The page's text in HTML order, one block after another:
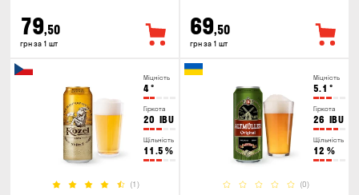
79,50
грн за 1 шт
69,50
грн за 1 шт
Міцність
4°
Гіркота
20 IBU
Щільність
11.5 %
(1)
Міцність
5.1 °
Гіркота
26 IBU
Щільність
12 %
(0)